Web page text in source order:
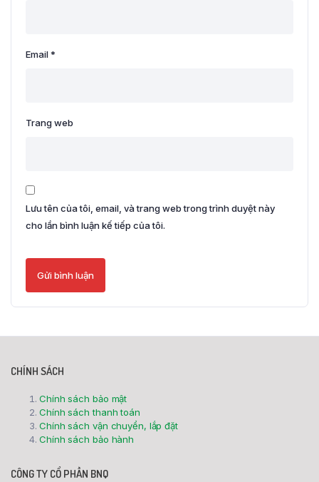
Email*
Trang web
Lưu tên của tôi, email, và trang web trong trình duyệt này
cho lần bình luận kế tiếp của tôi.
CHÍNH SÁCH
Chính sách bảo mật
Chính sách thanh toán
Chính sách vận chuyển, lắp đặt
Chính sách bảo hành
CÔNG TY CỔ PHẦN BNQ